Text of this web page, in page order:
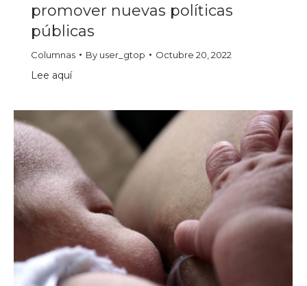
promover nuevas políticas
públicas
Columnas By user_gtop Octubre 20, 2022
Lee aquí